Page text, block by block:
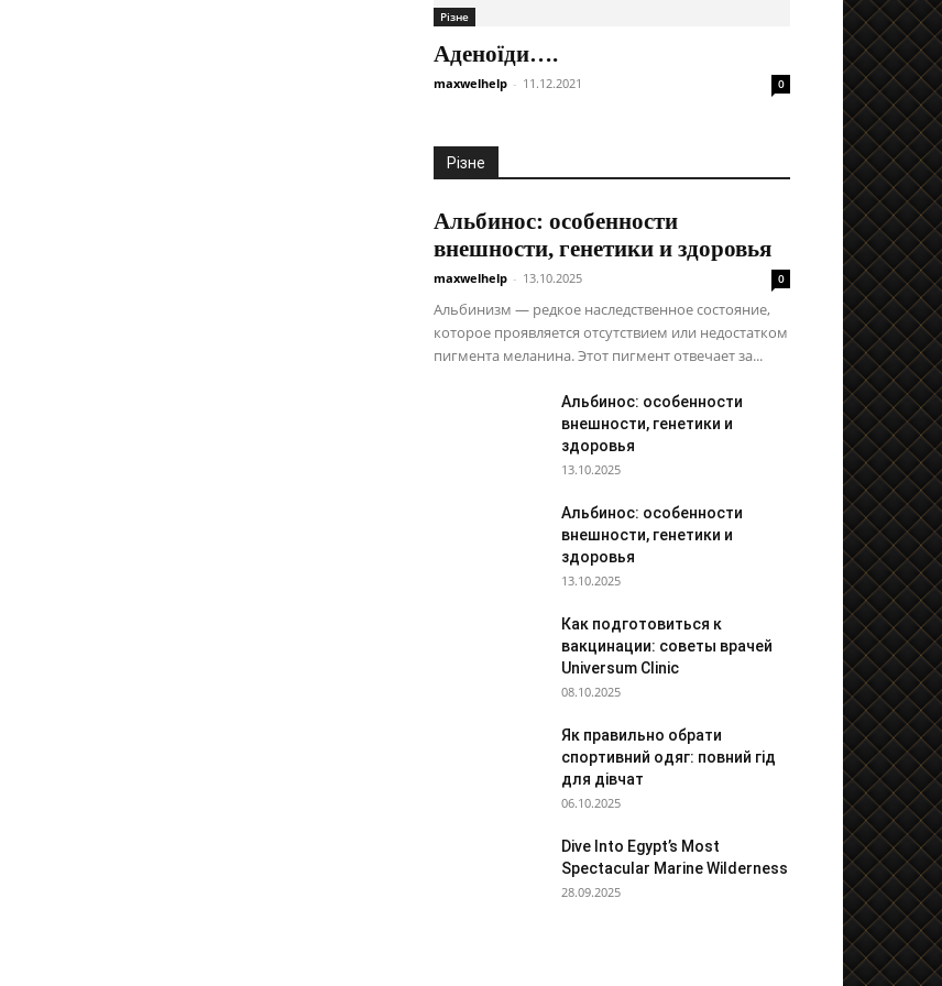
Різне
Аденоїди….
maxwelhelp - 11.12.2021 0
Різне
Альбинос: особенности
внешности, генетики и здоровья
maxwelhelp - 13.10.2025 0
Альбинизм — редкое наследственное состояние,
которое проявляется отсутствием или недостатком
пигмента меланина. Этот пигмент отвечает за...
Альбинос: особенности
внешности, генетики и
здоровья
13.10.2025
Альбинос: особенности
внешности, генетики и
здоровья
13.10.2025
Как подготовиться к
вакцинации: советы врачей
Universum Clinic
08.10.2025
Як правильно обрати
спортивний одяг: повний гід
для дівчат
06.10.2025
Dive Into Egypt’s Most
Spectacular Marine Wilderness
28.09.2025